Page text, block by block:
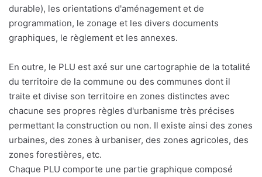
durable), les orientations d'aménagement et de
programmation, le zonage et les divers documents
graphiques, le règlement et les annexes.
En outre, le PLU est axé sur une cartographie de la totalité
du territoire de la commune ou des communes dont il
traite et divise son territoire en zones distinctes avec
chacune ses propres règles d'urbanisme très précises
permettant la construction ou non. Il existe ainsi des zones
urbaines, des zones à urbaniser, des zones agricoles, des
zones forestières, etc.
Chaque PLU comporte une partie graphique composé